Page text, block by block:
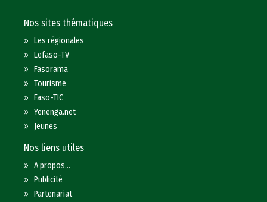
Nos sites thématiques
»Les régionales
»Lefaso-TV
»Fasorama
»Tourisme
»Faso-TIC
»Yenenga.net
» Jeunes
Nos liens utiles
»A propos...
»Publicité
»Partenariat